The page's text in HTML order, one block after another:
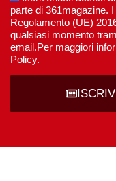
parte di 361magazine.
Regolamento (UE)
qualsiasi momento
email.Per maggiori
Policy.